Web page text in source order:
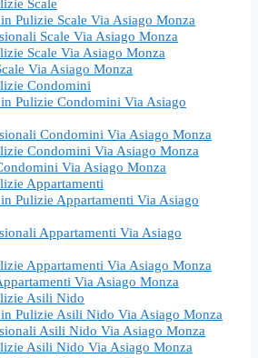
Pulizie Scale Via Asiago Monza
Scale Via Asiago Monza
Scale Via Asiago Monza
Via Asiago Monza
Condomini
Pulizie Condomini Via Asiago
Condomini Via Asiago Monza
Condomini Via Asiago Monza
Via Asiago Monza
Appartamenti
Pulizie Appartamenti Via Asiago
Appartamenti Via Asiago
Appartamenti Via Asiago Monza
Via Asiago Monza
Asili Nido
Pulizie Asili Nido Via Asiago Monza
Asili Nido Via Asiago Monza
Asili Nido Via Asiago Monza